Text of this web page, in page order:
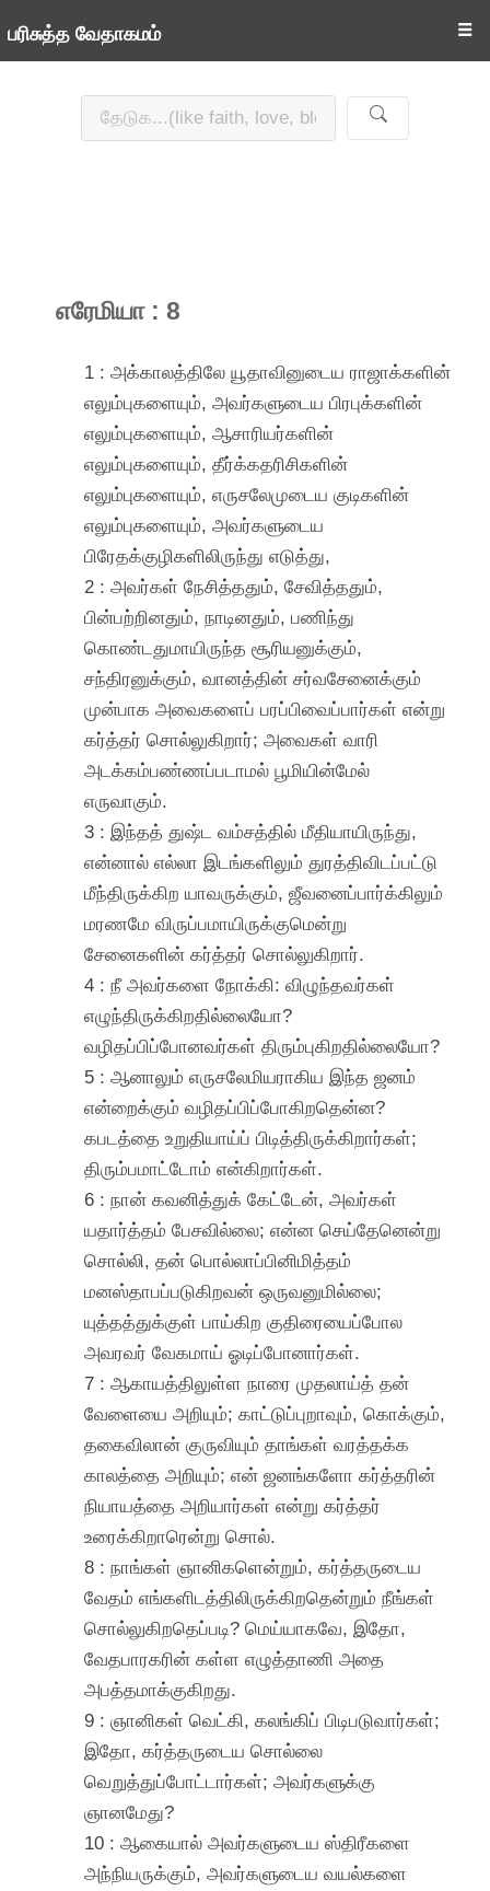
பரிசுத்த வேதாகமம் ☰
எரேமியா : 8
1 : அக்காலத்திலே யூதாவினுடைய ராஜாக்களின்
எலும்புகளையும், அவர்களுடைய பிரபுக்களின்
எலும்புகளையும், ஆசாரியர்களின்
எலும்புகளையும், தீர்க்கதரிசிகளின்
எலும்புகளையும், எருசலேமுடைய குடிகளின்
எலும்புகளையும், அவர்களுடைய
பிரேதக்குழிகளிலிருந்து எடுத்து,
2 : அவர்கள் நேசித்ததும், சேவித்ததும்,
பின்பற்றினதும், நாடினதும், பணிந்து
கொண்டதுமாயிருந்த சூரியனுக்கும்,
சந்திரனுக்கும், வானத்தின் சர்வசேனைக்கும்
முன்பாக அவைகளைப் பரப்பிவைப்பார்கள் என்று
கர்த்தர் சொல்லுகிறார்; அவைகள் வாரி
அடக்கம்பண்ணப்படாமல் பூமியின்மேல்
எருவாகும்.
3 : இந்தத் துஷ்ட வம்சத்தில் மீதியாயிருந்து,
என்னால் எல்லா இடங்களிலும் துரத்திவிடப்பட்டு
மீந்திருக்கிற யாவருக்கும், ஜீவனைப்பார்க்கிலும்
மரணமே விருப்பமாயிருக்குமென்று
சேனைகளின் கர்த்தர் சொல்லுகிறார்.
4 : நீ அவர்களை நோக்கி: விழுந்தவர்கள்
எழுந்திருக்கிறதில்லையோ?
வழிதப்பிப்போனவர்கள் திரும்புகிறதில்லையோ?
5 : ஆனாலும் எருசலேமியராகிய இந்த ஜனம்
என்றைக்கும் வழிதப்பிப்போகிறதென்ன?
கபடத்தை உறுதியாய்ப் பிடித்திருக்கிறார்கள்;
திரும்பமாட்டோம் என்கிறார்கள்.
6 : நான் கவனித்துக் கேட்டேன், அவர்கள்
யதார்த்தம் பேசவில்லை; என்ன செய்தேனென்று
சொல்லி, தன் பொல்லாப்பினிமித்தம்
மனஸ்தாபப்படுகிறவன் ஒருவனுமில்லை;
யுத்தத்துக்குள் பாய்கிற குதிரையைப்போல
அவரவர் வேகமாய் ஓடிப்போனார்கள்.
7 : ஆகாயத்திலுள்ள நாரை முதலாய்த் தன்
வேளையை அறியும்; காட்டுப்புறாவும், கொக்கும்,
தகைவிலான் குருவியும் தாங்கள் வரத்தக்க
காலத்தை அறியும்; என் ஜனங்களோ கர்த்தரின்
நியாயத்தை அறியார்கள் என்று கர்த்தர்
உரைக்கிறாரென்று சொல்.
8 : நாங்கள் ஞானிகளென்றும், கர்த்தருடைய
வேதம் எங்களிடத்திலிருக்கிறதென்றும் நீங்கள்
சொல்லுகிறதெப்படி? மெய்யாகவே, இதோ,
வேதபாரகரின் கள்ள எழுத்தாணி அதை
அபத்தமாக்குகிறது.
9 : ஞானிகள் வெட்கி, கலங்கிப் பிடிபடுவார்கள்;
இதோ, கர்த்தருடைய சொல்லை
வெறுத்துப்போட்டார்கள்; அவர்களுக்கு
ஞானமேது?
10 : ஆகையால் அவர்களுடைய ஸ்திரீகளை
அந்நியருக்கும், அவர்களுடைய வயல்களை